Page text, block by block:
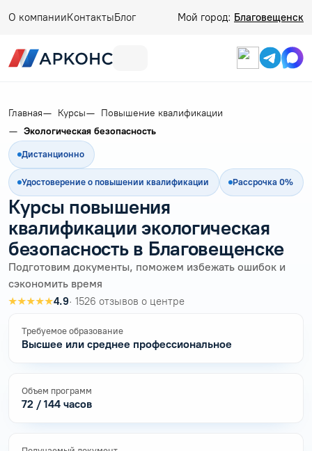
О компанииКонтактыБлог Мой город: Благовещенск
Главная Курсы
Повышение квалификации
Экологическая безопасность
Дистанционно
Удостоверение о повышении квалификации Рассрочка 0%
Курсы повышения
квалификации экологическая
безопасность в Благовещенске
Подготовим документы, поможем избежать ошибок и
сэкономить время
★★★★★4.9· 1526 отзывов о центре
Требуемое образование
Высшее или среднее профессиональное
Объем программ
72 / 144 часов